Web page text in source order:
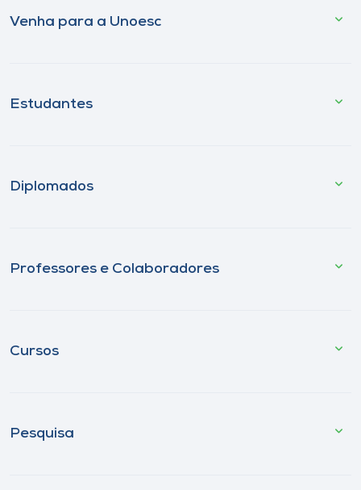
Venha para a Unoesc
Estudantes
Diplomados
Professores e Colaboradores
Cursos
Pesquisa